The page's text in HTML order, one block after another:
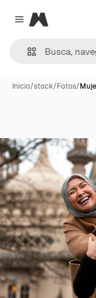
Close menu
Magnific
Inicio/stock/Fotos/